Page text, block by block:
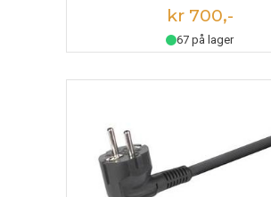
kr 700,-
67 på lager